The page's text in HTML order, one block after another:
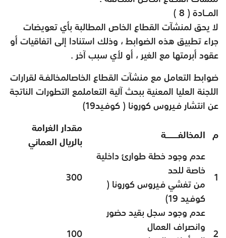
المــادة ( 8 )
لا يحق لمنشآت القطاع الخاص المطالبة بأي تعويضات
جراء تطبيق هذه الضوابط ، وذلك استنادا إلى اتفاقيات أو
عقود أبرمتها مع الغير ، أو لأي سبب آخر .
ضوابط التعامل مع منشآت القطاع الخاصالمخالفـة لقرارات
اللجنة العليا المعنية ببحث آلية التعاملمع التطورات الناتجة
عن انتشار فـيروس كورونا ( كوفـيد19)
م المخالفــــــــة
مقدار الغرامة
بالريال العماني
1
عدم وجود خطة طوارئ داخلية
خاصة للحد
من تفشي فـيروس كورونا (
كوفـيد 19)
300
2
عدم وجود سجل بقيد حضور
وانصراف العمال
100